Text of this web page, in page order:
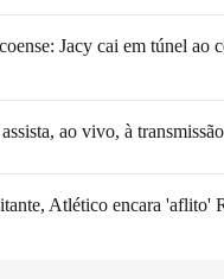
Jacy cai em túnel ao
ao vivo, à
Atlético encara 'aflito'